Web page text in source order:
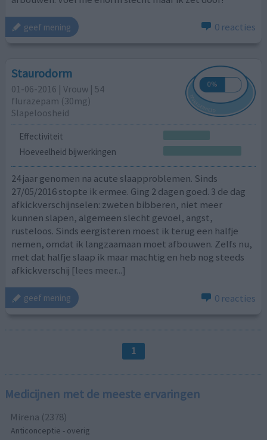
geef mening 0 reacties
Staurodorm
01-06-2016 | Vrouw | 54
flurazepam (30mg)
Slapeloosheid
Effectiviteit
Hoeveelheid bijwerkingen
24 jaar genomen na acute slaapproblemen. Sinds
27/05/2016 stopte ik ermee. Ging 2 dagen goed. 3 de dag
afkickverschijnselen: zweten bibberen, niet meer
kunnen slapen, algemeen slecht gevoel, angst,
rusteloos. Sinds eergisteren moest ik terug een halfje
nemen, omdat ik langzaamaan moet afbouwen. Zelfs nu,
met dat halfje slaap ik maar machtig en heb nog steeds
afkickverschij [lees meer...]
geef mening 0 reacties
1
Medicijnen met de meeste ervaringen
Mirena (2378)
Anticonceptie - overig